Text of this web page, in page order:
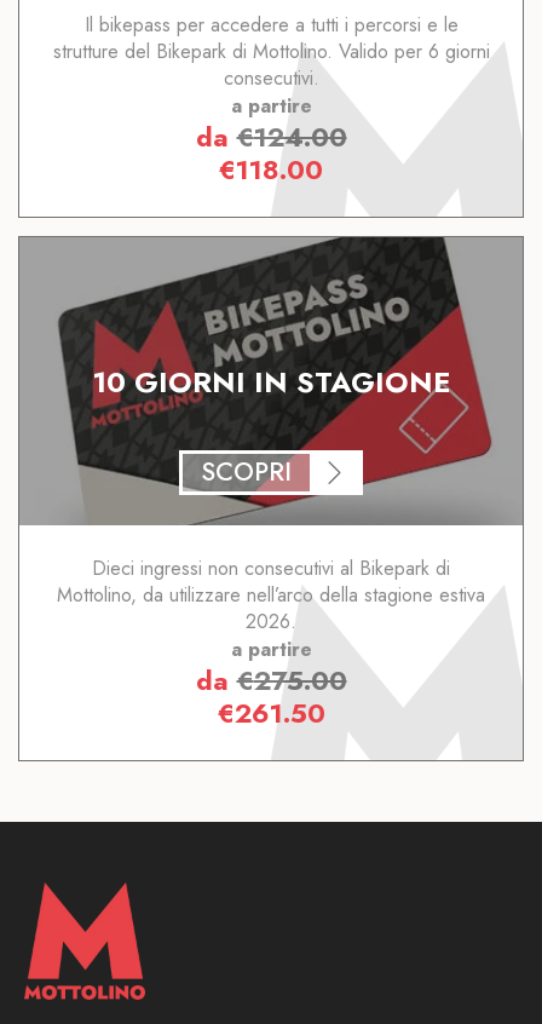
Il bikepass per accedere a tutti i percorsi e le
strutture del Bikepark di Mottolino. Valido per 6 giorni
consecutivi.
a partire
da€124.00
€118.00
10 GIORNI IN STAGIONE
SCOPRI
Dieci ingressi non consecutivi al Bikepark di
Mottolino, da utilizzare nell’arco della stagione estiva
2026.
a partire
da€275.00
€261.50